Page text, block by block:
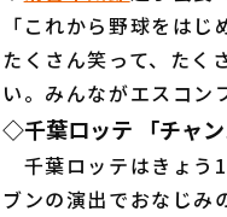
「これから野球をは
たくさん笑って、たく
い。みんながエスコン
◇千葉ロッテ 「チャ
千葉ロッテはきょう
ブンの演出でおなじみ